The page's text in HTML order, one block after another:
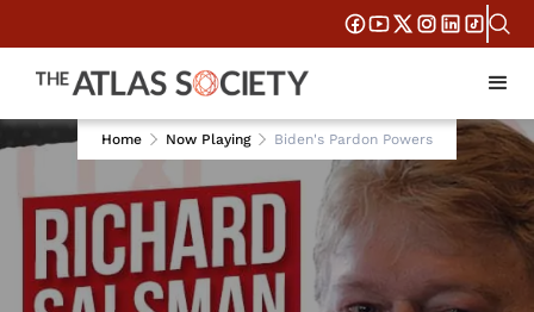
Home Now Playing Biden's Pardon Powers